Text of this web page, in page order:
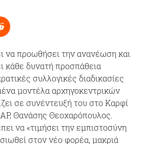
να προωθήσει την ανανέωση και
κάθε δυνατή προσπάθεια
συλλογικές διαδικασίες
μοντέλα αρχηγοκεντρικών
σε συνέντευξή του στο Καρφί
Θανάσης Θεοχαρόπουλος.
να «τιμήσει την εμπιστοσύνη
στον νέο φορέα, μακριά